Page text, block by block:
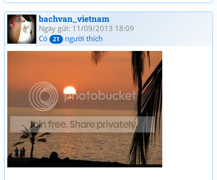
bachvan_vietnam
Ngày gửi: 11/09/2013 18:09
Có
21 người thích